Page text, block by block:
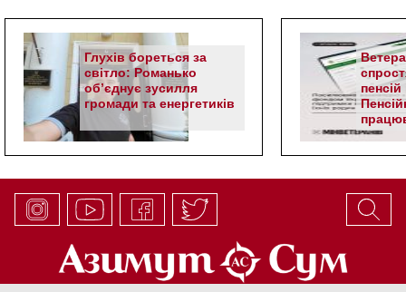
Глухів бореться за
світло: Романько
об’єднує зусилля
громади та енергетиків